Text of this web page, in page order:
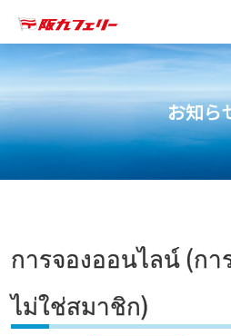
お知ら
การจองออนไลน์ (ก
ไม่ใช่สมาชิก)